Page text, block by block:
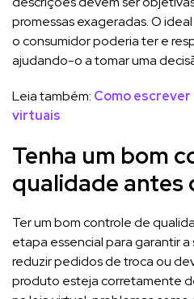
promessas exageradas. O
o consumidor poderia ter e
ajudando-o a tomar uma
Leia também: Como
virtuais
Tenha um bom
qualidade antes
Ter um bom controle de
etapa essencial para garantir
reduzir pedidos de troca ou
produto esteja corretamente